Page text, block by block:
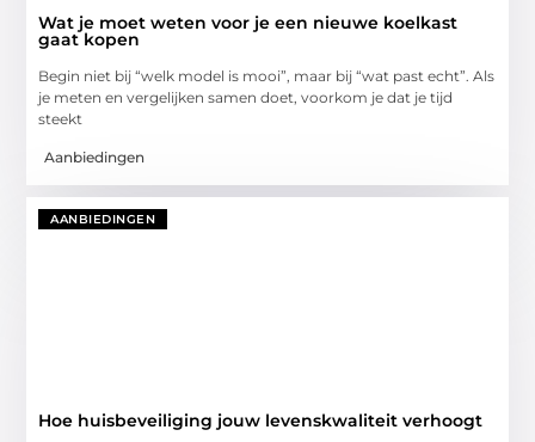
Wat je moet weten voor je een nieuwe koelkast
gaat kopen
Begin niet bij “welk model is mooi”, maar bij “wat past echt”. Als
je meten en vergelijken samen doet, voorkom je dat je tijd
steekt
Aanbiedingen
AANBIEDINGEN
Hoe huisbeveiliging jouw levenskwaliteit verhoogt